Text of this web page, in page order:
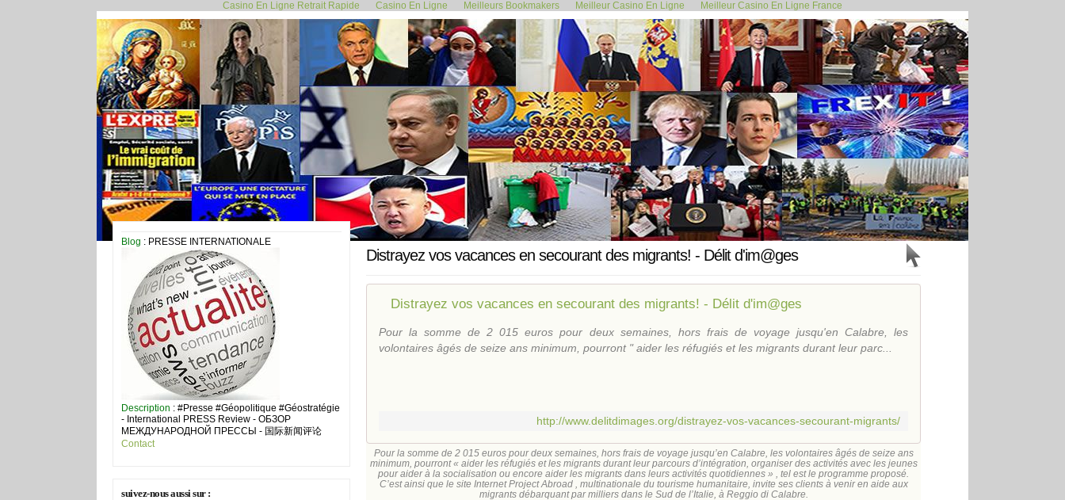
Casino En Ligne Retrait Rapide Casino En Ligne Meilleurs Bookmakers Meilleur Casino En Ligne Meilleur Casino En Ligne France
Blog : PRESSE INTERNATIONALE
Description : #Presse #Géopolitique #Géostratégie
- International PRESS Review - ОБЗОР
МЕЖДУНАРОДНОЙ ПРЕССЫ - 国际新闻评论
Contact
suivez-nous aussi sur :
<< L'Union européenne souhaite... COMBIEN DE MOSQUEES EN FRANCE... >>
5 août 2016
Distrayez vos vacances en secourant des migrants! - Délit d'im@ges
Distrayez vos vacances en secourant des migrants! - Délit d'im@ges
Pour la somme de 2 015 euros pour deux semaines, hors frais de voyage jusqu'en Calabre, les
volontaires âgés de seize ans minimum, pourront " aider les réfugiés et les migrants durant leur parc...
http://www.delitdimages.org/distrayez-vos-vacances-secourant-migrants/
Pour la somme de 2 015 euros pour deux semaines, hors frais de voyage jusqu’en Calabre, les volontaires âgés de seize ans
minimum, pourront « aider les réfugiés et les migrants durant leur parcours d’intégration, organiser des activités avec les jeunes
pour aider à la socialisation ou encore aider les migrants dans leurs activités quotidiennes » , tel est le programme proposé.
C’est ainsi que le site Internet Project Abroad , multinationale du tourisme humanitaire, invite ses clients à venir en aide aux
migrants débarquant par milliers dans le Sud de l’Italie, à Reggio di Calabre.